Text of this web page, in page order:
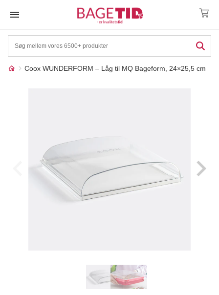
Coox WUNDERFORM – Låg til MQ Bageform, 24×25,5 cm
Læg i kurv